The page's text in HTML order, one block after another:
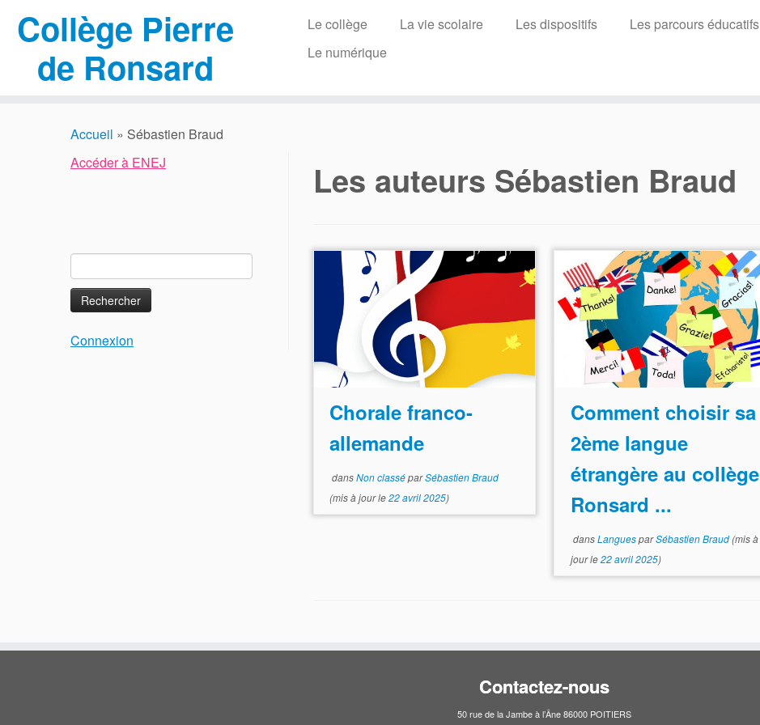
Collège Pierre
de Ronsard
Le collège La vie scolaire Les dispositifs Les parcours éducatifs
Le numérique
Accueil » Sébastien Braud
Accéder à ENEJ
Connexion
Les auteurs Sébastien Braud
Chorale franco-
allemande
dansNon classéparSébastien Braud
(mis à jour le22 avril 2025)
Comment choisir sa
2ème langue
étrangère au collège
Ronsard ...
dansLanguesparSébastien Braud(mis à
jour le22 avril 2025)
Contactez-nous
50 rue de la Jambe à l’Âne 86000 POITIERS